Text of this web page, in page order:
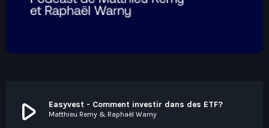
Hauts-De-France
Occitanie
Contacts
play_arrow Easyvest - Comment investir dans des ETF?
Matthieu Remy & Raphaël Warny